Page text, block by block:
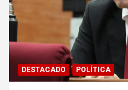
DESTACADO POLÍTICA